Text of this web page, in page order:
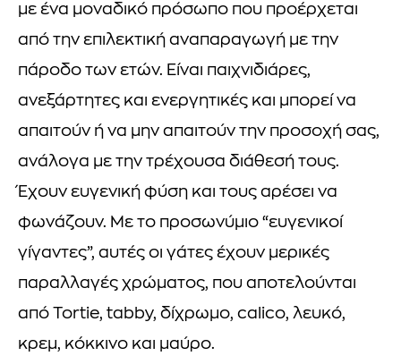
με ένα μοναδικό πρόσωπο που προέρχεται
από την επιλεκτική αναπαραγωγή με την
πάροδο των ετών. Είναι παιχνιδιάρες,
ανεξάρτητες και ενεργητικές και μπορεί να
απαιτούν ή να μην απαιτούν την προσοχή σας,
ανάλογα με την τρέχουσα διάθεσή τους.
Έχουν ευγενική φύση και τους αρέσει να
φωνάζουν. Με το προσωνύμιο “ευγενικοί
γίγαντες”, αυτές οι γάτες έχουν μερικές
παραλλαγές χρώματος, που αποτελούνται
από Tortie, tabby, δίχρωμο, calico, λευκό,
κρεμ, κόκκινο και μαύρο.